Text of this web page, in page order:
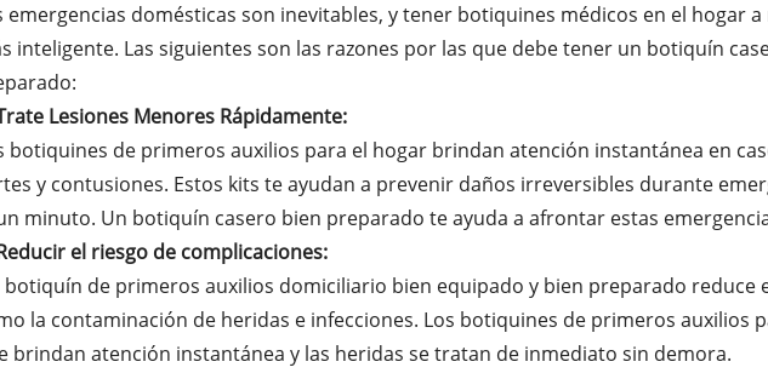
emergencias domésticas son inevitables, y tener botiquines médicos en el hogar
inteligente. Las siguientes son las razones por las que debe tener un botiquín
Lesiones Menores Rápidamente:
botiquines de primeros auxilios para el hogar brindan atención instantánea en
y contusiones. Estos kits te ayudan a prevenir daños irreversibles durante
minuto. Un botiquín casero bien preparado te ayuda a afrontar estas
el riesgo de complicaciones:
botiquín de primeros auxilios domiciliario bien equipado y bien preparado reduce
la contaminación de heridas e infecciones. Los botiquines de primeros auxilios
brindan atención instantánea y las heridas se tratan de inmediato sin demora.